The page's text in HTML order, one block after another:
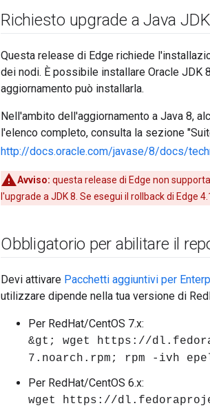
Richiesto upgrade a Java
Questa release di Edge richiede
dei nodi. È possibile installare Oracle JDK
aggiornamento può installarla.
Nell'ambito dell'aggiornamento a Java 8,
l'elenco completo, consulta la sezione
http://docs.oracle.com/javase/8/docs/
Avviso: questa release di Edge non
l'upgrade a JDK 8. Se esegui il rollback di Edge
Obbligatorio per abilitare il
Devi attivare Pacchetti aggiuntivi per
utilizzare dipende nella tua versione di
Per RedHat/CentOS 7.x:
&gt; wget https://
7.noarch.rpm; rpm -ivh
Per RedHat/CentOS 6.x:
wget https://